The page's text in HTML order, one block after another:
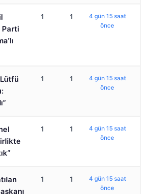
Parti
1 1
4 gün 15 saat
önce
1 1
4 gün 15 saat
önce
1 1
4 gün 15 saat
önce
1 1
4 gün 15 saat
önce